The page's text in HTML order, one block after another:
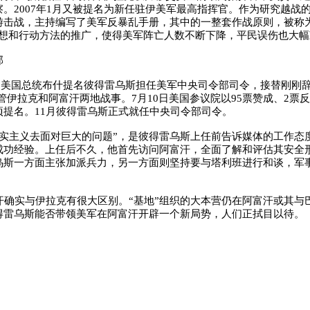
2007年1月又被提名为新任驻伊美军最高指挥官。作为研究越战
战，主持编写了美军反暴乱手册，其中的一整套作战原则，被称
和行动方法的推广，使得美军阵亡人数不断下降，平民误伤也大
总统布什提名彼得雷乌斯担任美军中央司令部司令，接替刚刚
伊拉克和阿富汗两地战事。7月10日美国参议院以95票赞成、2票
名。11月彼得雷乌斯正式就任中央司令部司令。
义去面对巨大的问题”，是彼得雷乌斯上任前告诉媒体的工作态
经验。上任后不久，他首先访问阿富汗，全面了解和评估其安全
一方面主张加派兵力，另一方面则坚持要与塔利班进行和谈，军
实与伊拉克有很大区别。“基地”组织的大本营仍在阿富汗或其与
雷乌斯能否带领美军在阿富汗开辟一个新局势，人们正拭目以待。